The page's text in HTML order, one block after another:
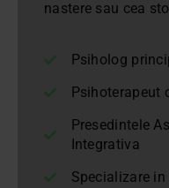
nastere sau cea
Psiholog
Psihoterapeut
Presedintele
Integrativa
Specializare